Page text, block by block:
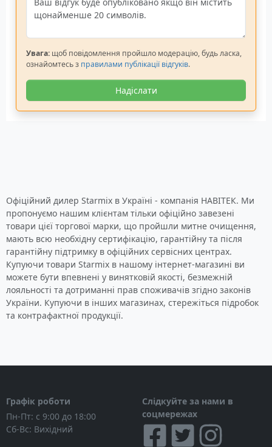
Увага: щоб повідомлення пройшло модерацію, будь ласка,
ознайомтесь з правилами публікації відгуків.
Надіслати
Офіційний дилер Starmix в Україні - компанія НАВІТЕК. Ми
пропонуємо нашим клієнтам тільки офіційно завезені
товари цієї торгової марки, що пройшли митне очищення,
мають всю необхідну сертифікацію, гарантійну та після
гарантійну підтримку в офіційних сервісних центрах.
Купуючи товари Starmix в нашому інтернет-магазині ви
можете бути впевнені у винятковій якості, безмежній
лояльності та дотриманні прав споживачів згідно законів
України. Купуючи в інших магазинах, стережіться підробок
та контрафактної продукції.
Графік роботи
Пн-Пт: с 9:00 до 18:00
Сб-Вс: Вихідний
Слідкуйте за нами в
соцмережах